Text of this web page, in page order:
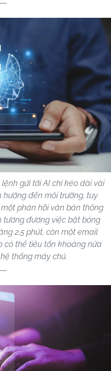
gửi tới AI chỉ kéo dài vài
đến môi trường, tuy
phản hồi văn bản thông
đương việc bật bóng
2,5 phút, còn một email
có thể tiêu tốn khoảng nửa
thống máy chủ.